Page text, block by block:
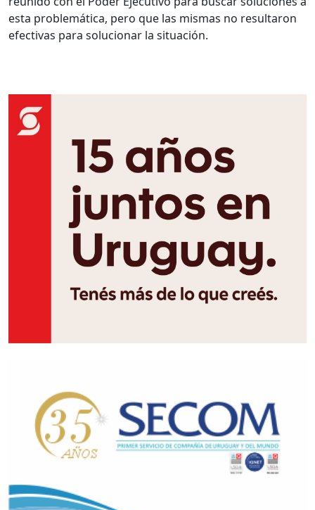
esta problemática, pero que las mismas no resultaron
efectivas para solucionar la situación.